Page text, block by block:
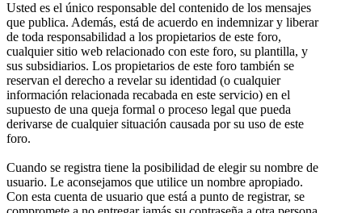
Usted es el único responsable del contenido de los mensajes
que publica. Además, está de acuerdo en indemnizar y liberar
de toda responsabilidad a los propietarios de este foro,
cualquier sitio web relacionado con este foro, su plantilla, y
sus subsidiarios. Los propietarios de este foro también se
reservan el derecho a revelar su identidad (o cualquier
información relacionada recabada en este servicio) en el
supuesto de una queja formal o proceso legal que pueda
derivarse de cualquier situación causada por su uso de este
foro.
Cuando se registra tiene la posibilidad de elegir su nombre de
usuario. Le aconsejamos que utilice un nombre apropiado.
Con esta cuenta de usuario que está a punto de registrar, se